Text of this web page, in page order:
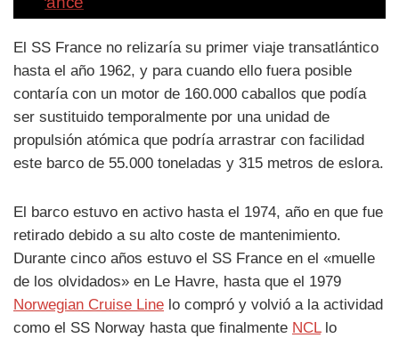
El SS France no relizaría su primer viaje transatlántico
hasta el año 1962, y para cuando ello fuera posible
contaría con un motor de 160.000 caballos que podía
ser sustituido temporalmente por una unidad de
propulsión atómica que podría arrastrar con facilidad
este barco de 55.000 toneladas y 315 metros de eslora.
El barco estuvo en activo hasta el 1974, año en que fue
retirado debido a su alto coste de mantenimiento.
Durante cinco años estuvo el SS France en el «muelle
de los olvidados» en Le Havre, hasta que el 1979
Norwegian Cruise Line lo compró y volvió a la actividad
como el SS Norway hasta que finalmente NCLlo